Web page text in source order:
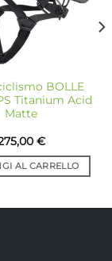
BOLLE
Titanium Acid
Matte
€
AL CARRELLO